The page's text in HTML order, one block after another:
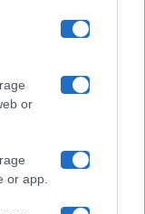
or
or app.